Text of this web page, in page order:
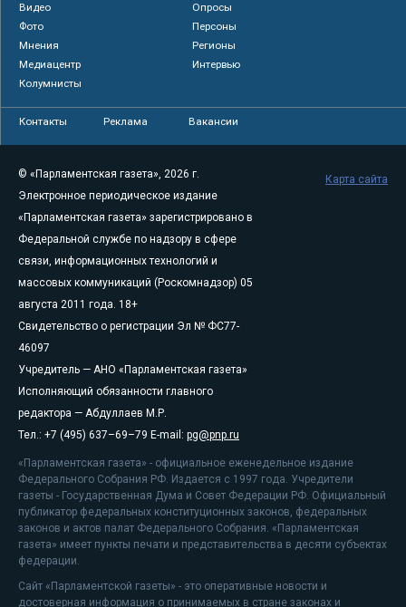
Видео
Опросы
Фото
Персоны
Мнения
Регионы
Медиацентр
Интервью
Колумнисты
Контакты Реклама Вакансии
© «Парламентская газета», 2026 г.
Электронное периодическое издание
«Парламентская газета» зарегистрировано в
Федеральной службе по надзору в сфере
связи, информационных технологий и
массовых коммуникаций (Роскомнадзор) 05
августа 2011 года. 18+
Свидетельство о регистрации Эл № ФС77-
46097
Учредитель — АНО «Парламентская газета»
Исполняющий обязанности главного
редактора — Абдуллаев М.Р.
Тел.: +7 (495) 637–69–79 E-mail: pg@pnp.ru
«Парламентская газета» - официальное еженедельное издание
Федерального Собрания РФ. Издается с 1997 года. Учредители
газеты - Государственная Дума и Совет Федерации РФ. Официальный
публикатор федеральных конституционных законов, федеральных
законов и актов палат Федерального Собрания. «Парламентская
газета» имеет пункты печати и представительства в десяти субъектах
федерации.
Сайт «Парламентской газеты» - это оперативные новости и
достоверная информация о принимаемых в стране законах и
Карта сайта